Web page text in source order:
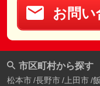
お問い
市区町村から探す
松本市 長野市 上田市